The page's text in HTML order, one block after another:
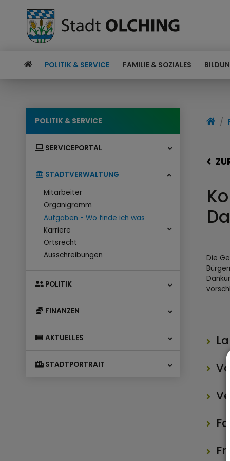
POLITIK & SERVICE FAMILIE & SOZIALES
POLITIK & SERVICE
SERVICEPORTAL
STADTVERWALTUNG
Mitarbeiter
Organigramm
Aufgaben - Wo finde ich was
Karriere
Ortsrecht
Ausschreibungen
POLITIK
FINANZEN
AKTUELLES
STADTPORTRAIT
Die